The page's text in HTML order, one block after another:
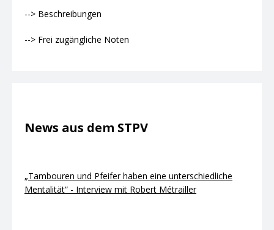
--> Beschreibungen
--> Frei zugängliche Noten
News aus dem STPV
„Tambouren und Pfeifer haben eine unterschiedliche
Mentalität“ - Interview mit Robert Métrailler